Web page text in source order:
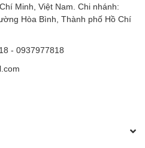
Minh, Việt Nam. Chi nhánh:
Hòa Bình, Thành phố Hồ Chí
- 0937977818